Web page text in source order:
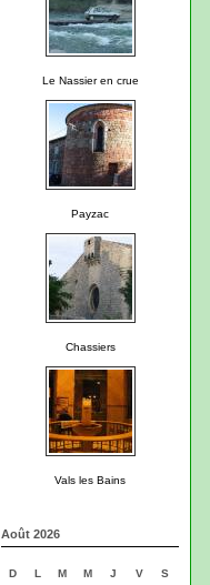
Le Nassier en crue
Payzac
Chassiers
Vals les Bains
Août 2026
D L M M J V
S